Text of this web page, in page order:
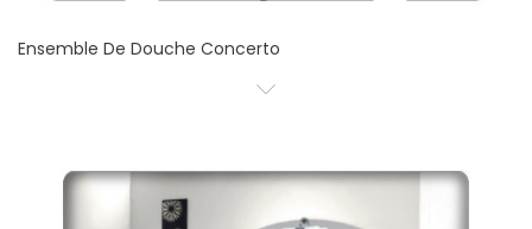
Ensemble De Douche Concerto